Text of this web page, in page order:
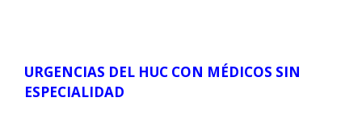
URGENCIAS DEL HUC CON MÉDICOS SIN
ESPECIALIDAD